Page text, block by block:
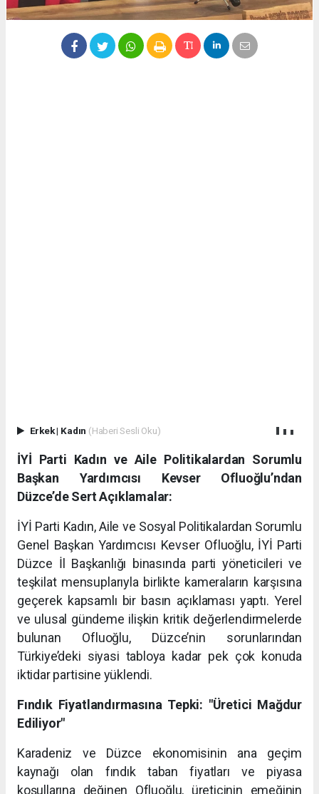
Erkek| Kadın (Haberi Sesli Oku)
İYİ Parti Kadın ve Aile Politikalardan Sorumlu
Başkan Yardımcısı Kevser Ofluoğlu’ndan
Düzce’de Sert Açıklamalar:
İYİ Parti Kadın, Aile ve Sosyal Politikalardan Sorumlu
Genel Başkan Yardımcısı Kevser Ofluoğlu, İYİ Parti
Düzce İl Başkanlığı binasında parti yöneticileri ve
teşkilat mensuplarıyla birlikte kameraların karşısına
geçerek kapsamlı bir basın açıklaması yaptı. Yerel
ve ulusal gündeme ilişkin kritik değerlendirmelerde
bulunan Ofluoğlu, Düzce’nin sorunlarından
Türkiye’deki siyasi tabloya kadar pek çok konuda
iktidar partisine yüklendi.
Fındık Fiyatlandırmasına Tepki: "Üretici Mağdur
Ediliyor"
Karadeniz ve Düzce ekonomisinin ana geçim
kaynağı olan fındık taban fiyatları ve piyasa
koşullarına değinen Ofluoğlu, üreticinin emeğinin